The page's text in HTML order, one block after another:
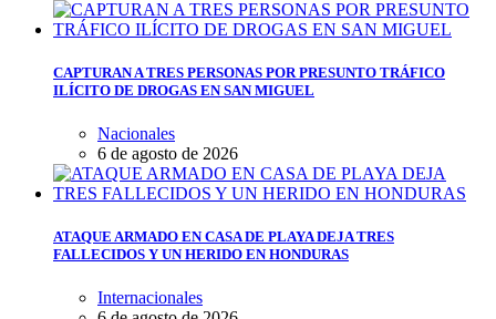
CAPTURAN A TRES PERSONAS POR PRESUNTO TRÁFICO
ILÍCITO DE DROGAS EN SAN MIGUEL
Nacionales
6 de agosto de 2026
ATAQUE ARMADO EN CASA DE PLAYA DEJA TRES
FALLECIDOS Y UN HERIDO EN HONDURAS
Internacionales